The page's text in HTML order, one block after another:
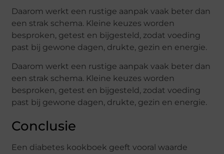
Daarom werkt een rustige aanpak vaak beter dan
een strak schema. Kleine keuzes worden
besproken, getest en bijgesteld, zodat voeding
past bij gewone dagen, drukte, gezin en energie.
Daarom werkt een rustige aanpak vaak beter dan
een strak schema. Kleine keuzes worden
besproken, getest en bijgesteld, zodat voeding
past bij gewone dagen, drukte, gezin en energie.
Conclusie
Een diabetes kookboek geeft vooral waarde